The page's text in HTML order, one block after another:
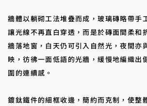
牆體以躺砌工法堆疊而成，玻璃磚略帶手
讓光線不再直白穿透，而是於磚面間柔和
牆落地窗，白天仍可引入自然光，夜間亦
映，彷彿一面低語的光牆，緩慢地編織出
圍的連續感。
鍍鈦鐵件的細框收邊，簡約而克制，使整